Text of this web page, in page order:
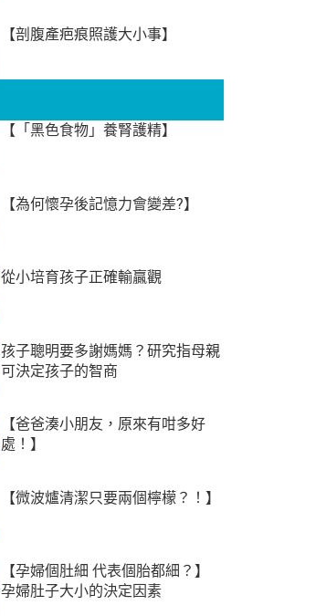
【剖腹產疤痕照護大小事】
【「黑色食物」養腎護精】
【為何懷孕後記憶力會變差?】
從小培育孩子正確輸贏觀
孩子聰明要多謝媽媽？研究指母親
可決定孩子的智商
【爸爸湊小朋友，原來有咁多好
處！】
【微波爐清潔只要兩個檸檬？！】
【孕婦個肚細 代表個胎都細？】
孕婦肚子大小的決定因素